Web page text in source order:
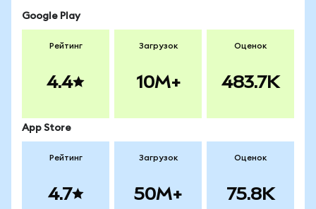
Google Play
Рейтинг
4.4
Загрузок
10M+
Оценок
483.7K
App Store
Рейтинг
4.7
Загрузок
50M+
Оценок
75.8K